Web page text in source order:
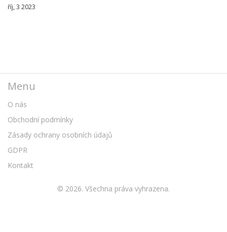
říj, 3 2023
Menu
O nás
Obchodní podmínky
Zásady ochrany osobních údajů
GDPR
Kontakt
© 2026. Všechna práva vyhrazena.